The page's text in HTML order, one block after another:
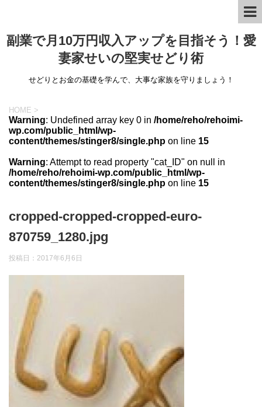
副業で月10万円収入アップを目指そう！愛
妻家せいの堅実せどり術
せどりとお金の基礎を学んで、大事な家族を守りましょう！
HOME >
Warning: Undefined array key 0 in /home/reho/rehoimi-
wp.com/public_html/wp-
content/themes/stinger8/single.php on line 15
Warning: Attempt to read property "cat_ID" on null in
/home/reho/rehoimi-wp.com/public_html/wp-
content/themes/stinger8/single.php on line 15
cropped-cropped-cropped-euro-
870759_1280.jpg
投稿日： 2017年6月6日